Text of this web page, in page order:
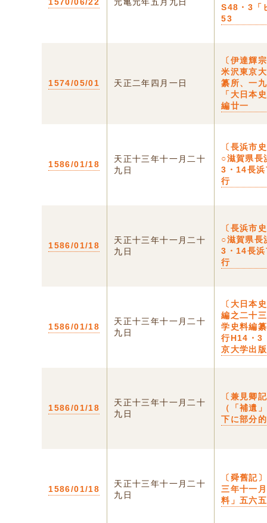
1570/06/22 元亀元年五月九日
S48・3「
53
1574/05/01 天正二年四月一日
〔伊達輝
米沢東京
纂所、一
「大日本
編廿一
1586/01/18
天正十三年十一月二十
九日
〔長浜市
○滋賀県長
3・14長
行
1586/01/18
天正十三年十一月二十
九日
〔長浜市
○滋賀県長
3・14長
行
1586/01/18
天正十三年十一月二十
九日
〔大日本
編之二十
学史料編
行H14・
京大学出
1586/01/18
天正十三年十一月二十
九日
〔兼見卿
（「補遺
下に部分
1586/01/18
天正十三年十一月二十
九日
〔舜舊記
三年十一
料」五六